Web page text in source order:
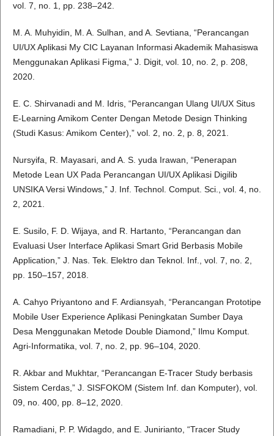
vol. 7, no. 1, pp. 238–242.
M. A. Muhyidin, M. A. Sulhan, and A. Sevtiana, “Perancangan
UI/UX Aplikasi My CIC Layanan Informasi Akademik Mahasiswa
Menggunakan Aplikasi Figma,” J. Digit, vol. 10, no. 2, p. 208,
2020.
E. C. Shirvanadi and M. Idris, “Perancangan Ulang UI/UX Situs
E-Learning Amikom Center Dengan Metode Design Thinking
(Studi Kasus: Amikom Center),” vol. 2, no. 2, p. 8, 2021.
Nursyifa, R. Mayasari, and A. S. yuda Irawan, “Penerapan
Metode Lean UX Pada Perancangan UI/UX Aplikasi Digilib
UNSIKA Versi Windows,” J. Inf. Technol. Comput. Sci., vol. 4, no.
2, 2021.
E. Susilo, F. D. Wijaya, and R. Hartanto, “Perancangan dan
Evaluasi User Interface Aplikasi Smart Grid Berbasis Mobile
Application,” J. Nas. Tek. Elektro dan Teknol. Inf., vol. 7, no. 2,
pp. 150–157, 2018.
A. Cahyo Priyantono and F. Ardiansyah, “Perancangan Prototipe
Mobile User Experience Aplikasi Peningkatan Sumber Daya
Desa Menggunakan Metode Double Diamond,” Ilmu Komput.
Agri-Informatika, vol. 7, no. 2, pp. 96–104, 2020.
R. Akbar and Mukhtar, “Perancangan E-Tracer Study berbasis
Sistem Cerdas,” J. SISFOKOM (Sistem Inf. dan Komputer), vol.
09, no. 400, pp. 8–12, 2020.
Ramadiani, P. P. Widagdo, and E. Junirianto, “Tracer Study